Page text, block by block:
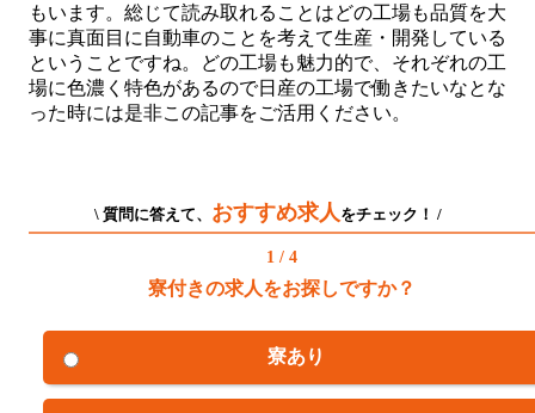
もいます。総じて読み取れることはどの工場も品質を大
事に真面目に自動車のことを考えて生産・開発している
ということですね。どの工場も魅力的で、それぞれの工
場に色濃く特色があるので日産の工場で働きたいなとな
った時には是非この記事をご活用ください。
\ 質問に答えて、 おすすめ求人をチェック！ /
1 / 4
寮付きの求人をお探しですか？
寮あり